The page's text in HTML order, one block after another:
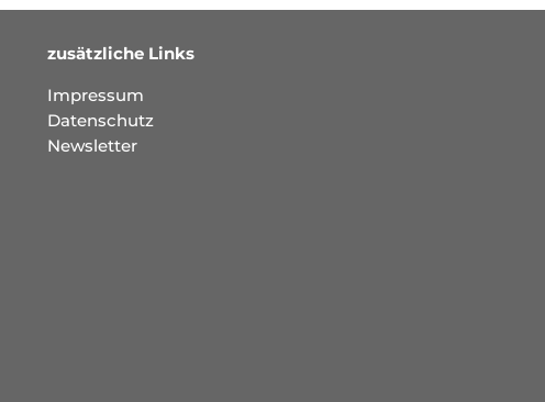
zusätzliche Links
Impressum
Datenschutz
Newsletter